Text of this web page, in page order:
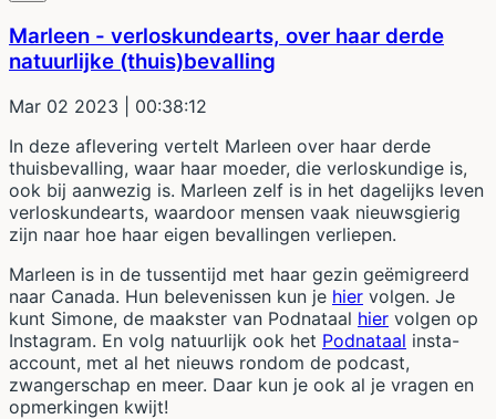
Marleen - verloskundearts, over haar derde
natuurlijke (thuis)bevalling
Mar 02 2023 | 00:38:12
In deze aflevering vertelt Marleen over haar derde
thuisbevalling, waar haar moeder, die verloskundige is,
ook bij aanwezig is. Marleen zelf is in het dagelijks leven
verloskundearts, waardoor mensen vaak nieuwsgierig
zijn naar hoe haar eigen bevallingen verliepen.
Marleen is in de tussentijd met haar gezin geëmigreerd
naar Canada. Hun belevenissen kun je hier volgen. Je
kunt Simone, de maakster van Podnataal hier volgen op
Instagram. En volg natuurlijk ook het Podnataal insta-
account, met al het nieuws rondom de podcast,
zwangerschap en meer. Daar kun je ook al je vragen en
opmerkingen kwijt!